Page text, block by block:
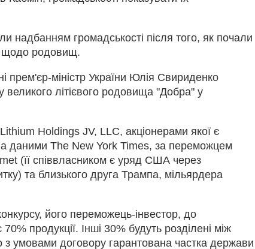
надбанням громадськості після того, як почали
щодо родовищ.
прем'єр-міністр України Юлія Свириденко
великого літієвого родовища "Добра" у
Holdings JV, LLC, акціонерами якої є
даними The New York Times, за переможцем
(її співвласником є уряд США через
та близького друга Трампа, мільярдера
його переможець-інвестор, до
продукції. Інші 30% будуть розділені між
умовами договору гарантована частка держави